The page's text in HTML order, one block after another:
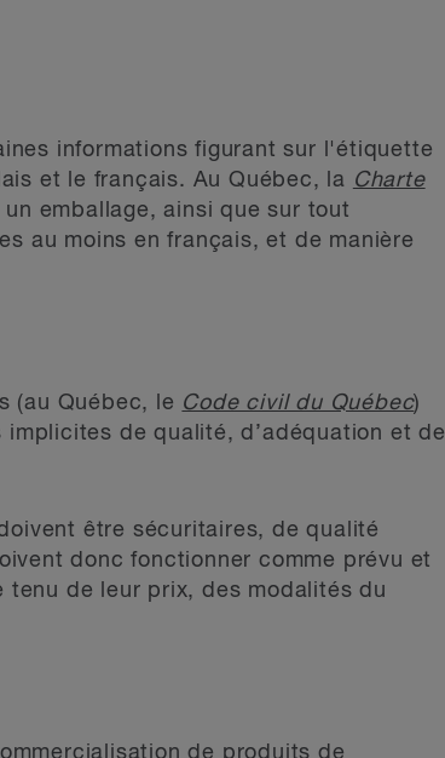
informations figurant sur l'étiquette
et le français. Au Québec, la Charte
emballage, ainsi que sur tout
au moins en français, et de manière
(au Québec, le Code civil du Québec)
de qualité, d’adéquation et de
être sécuritaires, de qualité
donc fonctionner comme prévu et
de leur prix, des modalités du
de produits de